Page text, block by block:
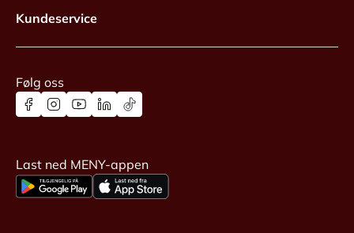
Kundeservice
Følg oss
Last ned MENY-appen